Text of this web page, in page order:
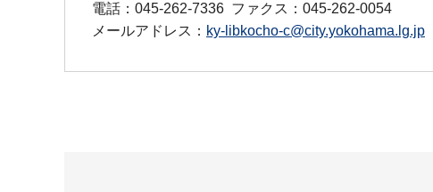
電話：045-262-7336 ファクス：045-262-0054
メールアドレス： ky-libkocho-c@city.yokohama.lg.jp